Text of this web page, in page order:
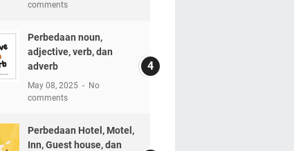
comments
Perbedaan noun,
adjective, verb, dan
adverb
May 08, 2025
No
comments
Perbedaan Hotel, Motel,
Inn, Guest house, dan